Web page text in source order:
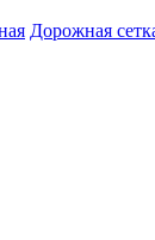
Дорожная